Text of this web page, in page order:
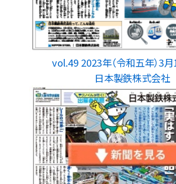
vol.49 2023年（令和五年）3
日本製鉄株式会社